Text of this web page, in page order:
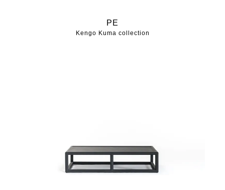
PE
Kengo Kuma collection